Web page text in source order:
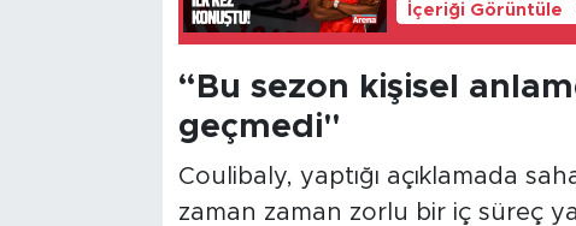
İçeriği Görüntüle
“Bu sezon kişisel
geçmedi"
Coulibaly, yaptığı açıklamada
zaman zaman zorlu bir iç süreç